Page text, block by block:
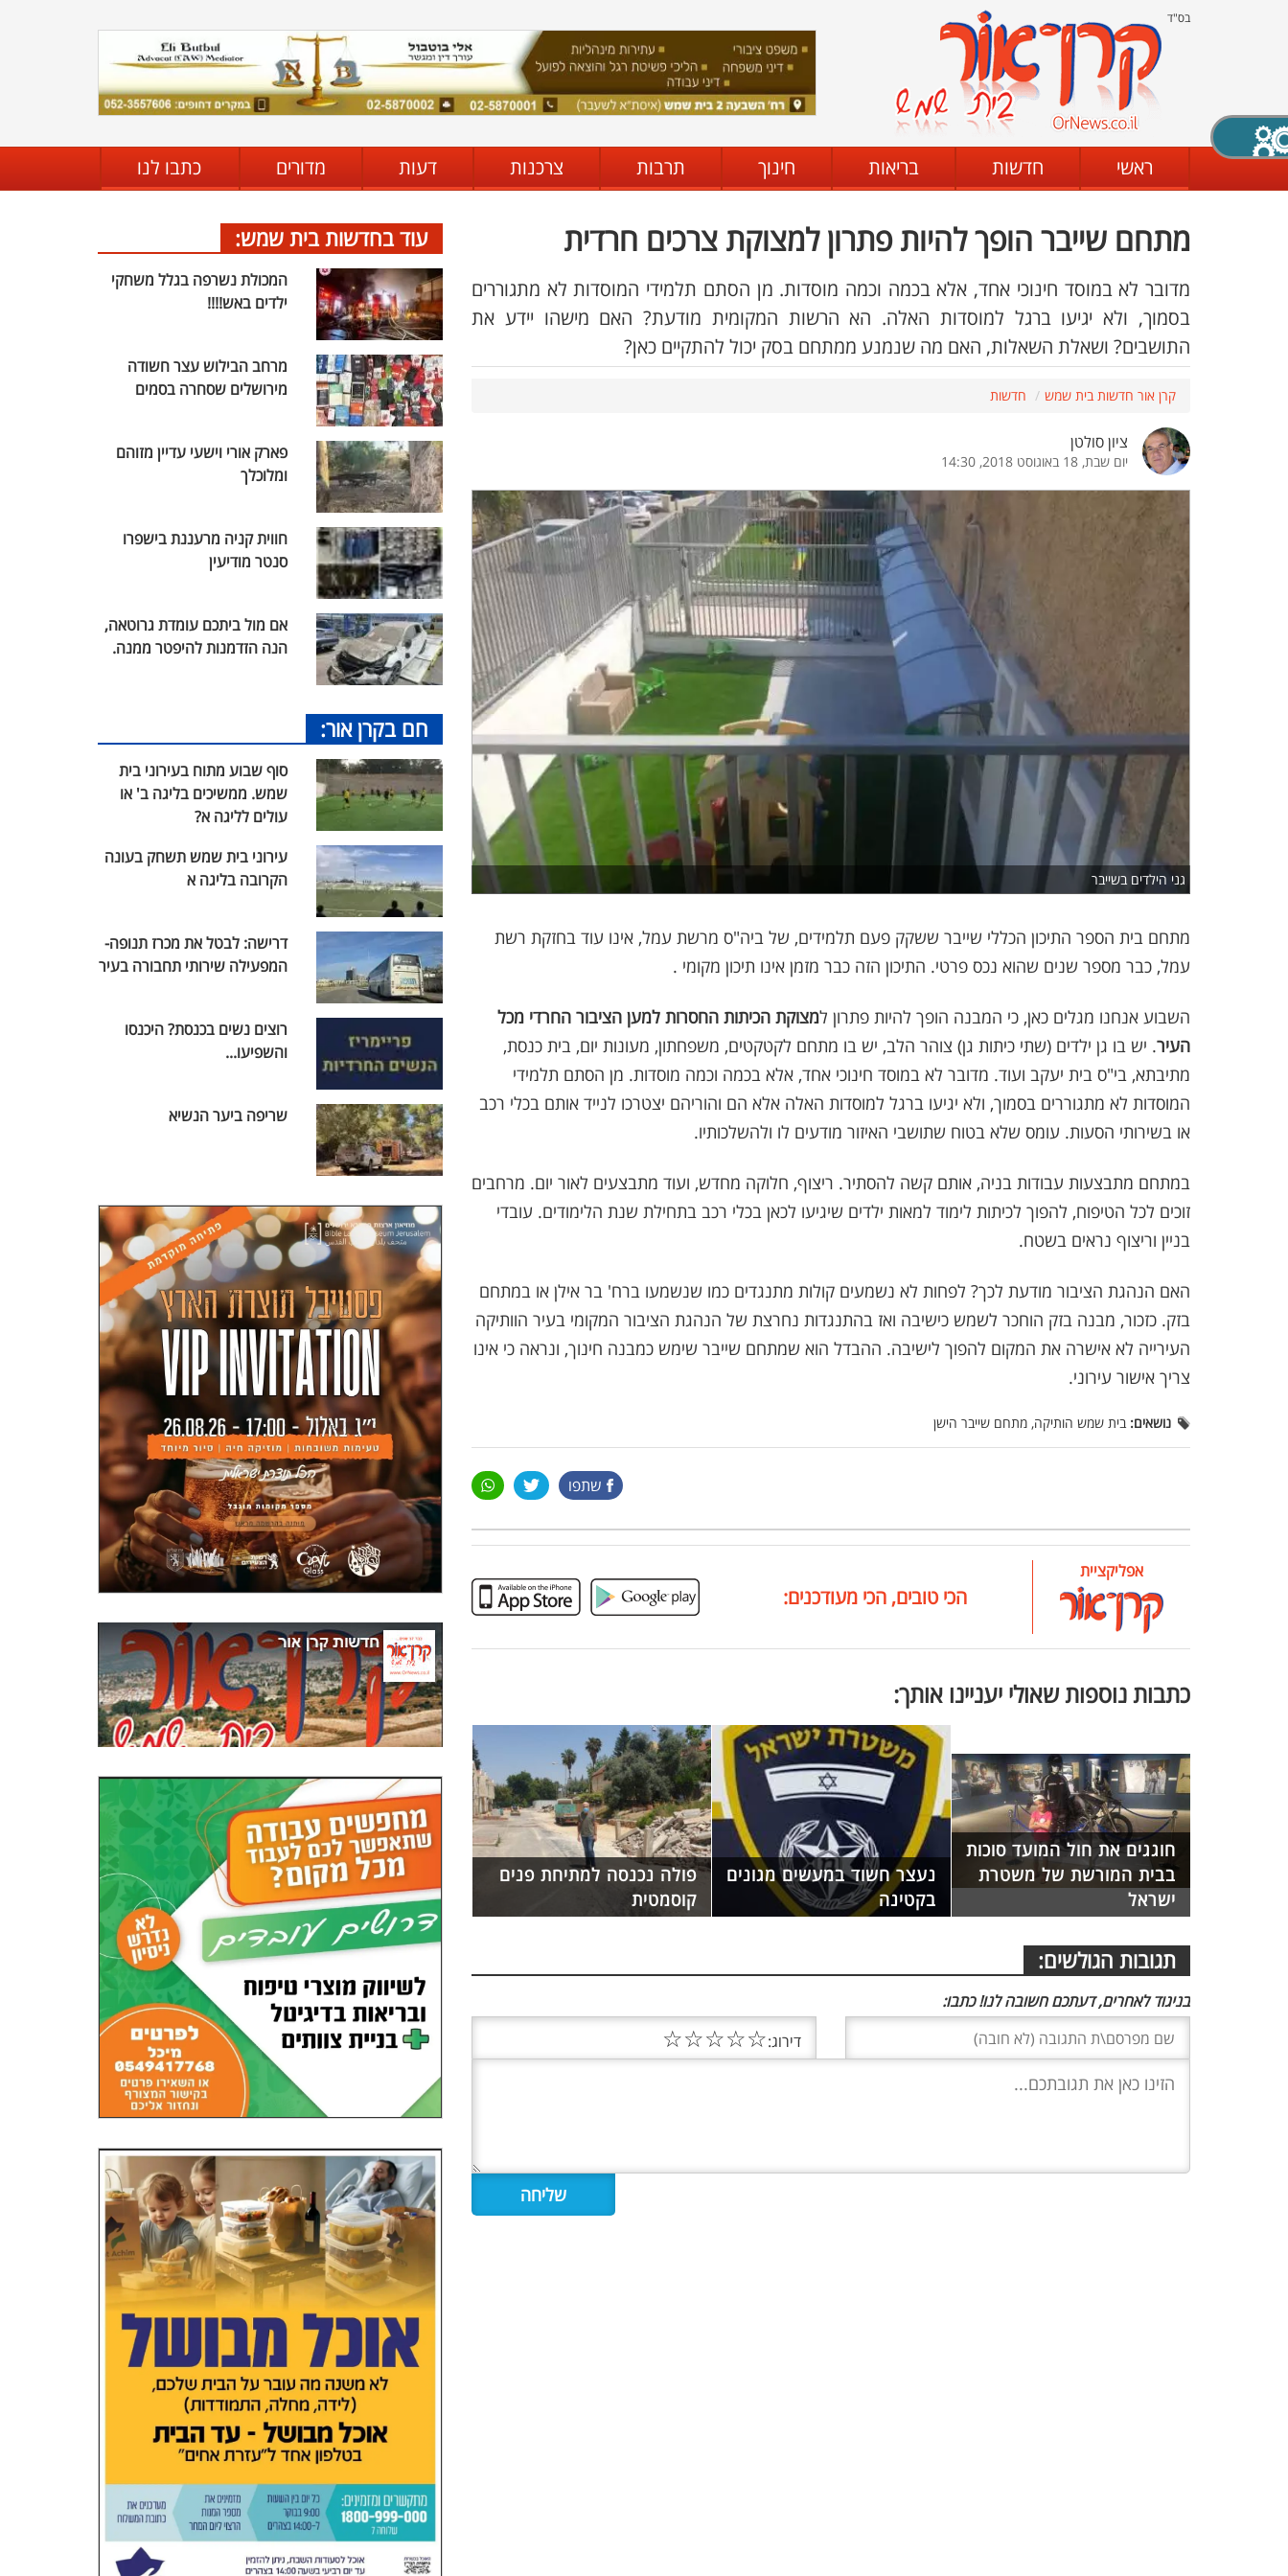
בס"ד
ראשי חדשות בריאות חינוך תרבות צרכנות דעות מדורים כתבו לנו
מתחם שייבר הופך להיות פתרון למצוקת צרכים חרדית
מדובר לא במוסד חינוכי אחד, אלא בכמה וכמה מוסדות. מן הסתם תלמידי המוסדות לא מתגוררים
בסמוך, ולא יגיעו ברגל למוסדות האלה. הא הרשות המקומית מודעת? האם מישהו יידע את
התושבים? ושאלת השאלות, האם מה שנמנע ממתחם בסק יכול להתקיים כאן?
קרן אור חדשות בית שמש חדשות
ציון סולטן
יום שבת, 18 באוגוסט 2018, 14:30
גני הילדים בשייבר
מתחם בית הספר התיכון הכללי שייבר ששקק פעם תלמידים, של ביה"ס מרשת עמל, אינו עוד בחזקת רשת
עמל, כבר מספר שנים שהוא נכס פרטי. התיכון הזה כבר מזמן אינו תיכון מקומי .
השבוע אנחנו מגלים כאן, כי המבנה הופך להיות פתרון למצוקת הכיתות החסרות למען הציבור החרדי מכל
העיר. יש בו גן ילדים (שתי כיתות גן) צוהר הלב, יש בו מתחם לקטקטים, משפחתון, מעונות יום, בית כנסת,
מתיבתא, בי"ס בית יעקב ועוד. מדובר לא במוסד חינוכי אחד, אלא בכמה וכמה מוסדות. מן הסתם תלמידי
המוסדות לא מתגוררים בסמוך, ולא יגיעו ברגל למוסדות האלה אלא הם והוריהם יצטרכו לנייד אותם בכלי רכב
או בשירותי הסעות. עומס שלא בטוח שתושבי האיזור מודעים לו ולהשלכותיו.
במתחם מתבצעות עבודות בניה, אותם קשה להסתיר. ריצוף, חלוקה מחדש, ועוד מתבצעים לאור יום. מרחבים
זוכים לכל הטיפוח, להפוך לכיתות לימוד למאות ילדים שיגיעו לכאן בכלי רכב בתחילת שנת הלימודים. עובדי
בניין וריצוף נראים בשטח.
האם הנהגת הציבור מודעת לכך? לפחות לא נשמעים קולות מתנגדים כמו שנשמעו ברח' בר אילן או במתחם
בזק. כזכור, מבנה בזק הוחכר לשמש כישיבה ואז בהתנגדות נחרצת של הנהגת הציבור המקומי בעיר הוותיקה
העירייה לא אישרה את המקום להפוך לישיבה. ההבדל הוא שמתחם שייבר שימש כמבנה חינוך, ונראה כי אינו
צריך אישור עירוני.
נושאים: בית שמש הותיקה, מתחם שייבר הישן
שתפו
אפליקציית
הכי טובים, הכי מעודכנים:
כתבות נוספות שאולי יעניינו אותך:
חוגגים את חול המועד סוכות
בבית המורשת של משטרת
ישראל
נעצר חשוד במעשים מגונים
בקטינה
פולה נכנסה למתיחת פנים
קוסמטית
תגובות הגולשים:
בניגוד לאחרים, דעתכם חשובה לנו! כתבו:
דירוג:☆
☆
☆
☆
☆
עוד בחדשות בית שמש:
המכולת נשרפה בגלל משחקי
ילדים באש!!!!
מרחב הבילוש עצר חשודה
מירושלים שסחרה בסמים
פארק אורי וישעי עדיין מזוהם
ומלוכלך
חווית קניה מרעננת בישפרו
סנטר מודיעין
אם מול ביתכם עומדת גרוטאה,
הנה הזדמנות להיפטר ממנה.
חם בקרן אור:
סוף שבוע מתוח בעירוני בית
שמש. ממשיכים בליגה ב' או
עולים לליגה א?
עירוני בית שמש תשחק בעונה
הקרובה בליגה א
דרישה: לבטל את מכרז תנופה-
המפעילה שירותי תחבורה בעיר
רוצים נשים בכנסת? היכנסו
והשפיעו...
שריפה ביער הנשיא
X סגירה
מצב שחור - לבן קביעת ניגודיות
גופן קריא הגדלת האתר
הדגשת קישורים הדגשת כותרות
כיבוי הבהובים